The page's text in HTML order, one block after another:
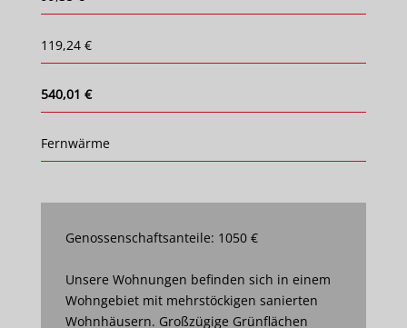
119,24 €
540,01 €
Fernwärme
Genossenschaftsanteile: 1050 €
Unsere Wohnungen befinden sich in einem
Wohngebiet mit mehrstöckigen sanierten
Wohnhäusern. Großzügige Grünflächen